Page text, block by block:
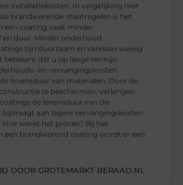
installatiekosten: In vergelijking met
brandwerende maatregelen is het
een coating vaak minder
en duur. Minder onderhoud
zijn duurzaam en vereisen weinig
betekent dat u op lange termijn
en vervangingskosten.
levensduur van materialen: Door de
te beschermen, verlengen
de levensduur van die
aan lagere vervangingskosten
werkt het proces? Bij het
een brandwerend coating wordt er een
DOOR GROTEMARKT BERAAD.NL